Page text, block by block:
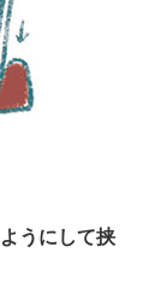
うにして挟